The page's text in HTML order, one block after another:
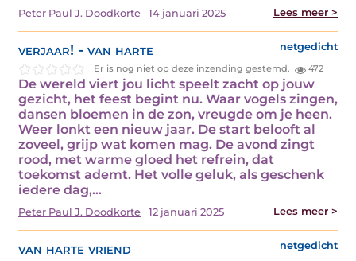
Peter Paul J. Doodkorte 14 januari 2025 Lees meer >
verjaar! - van harte netgedicht
Er is nog niet op deze inzending gestemd. 472
De wereld viert jou licht speelt zacht op jouw
gezicht, het feest begint nu. Waar vogels zingen,
dansen bloemen in de zon, vreugde om je heen.
Weer lonkt een nieuw jaar. De start belooft al
zoveel, grijp wat komen mag. De avond zingt
rood, met warme gloed het refrein, dat
toekomst ademt. Het volle geluk, als geschenk
iedere dag,…
Peter Paul J. Doodkorte 12 januari 2025 Lees meer >
van harte vriend netgedicht